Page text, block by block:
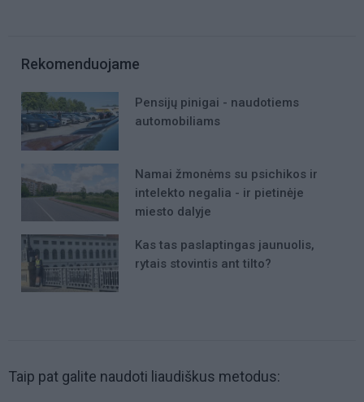
Rekomenduojame
Pensijų pinigai - naudotiems
automobiliams
Namai žmonėms su psichikos ir
intelekto negalia - ir pietinėje
miesto dalyje
Kas tas paslaptingas jaunuolis,
rytais stovintis ant tilto?
Taip pat galite naudoti liaudiškus metodus: